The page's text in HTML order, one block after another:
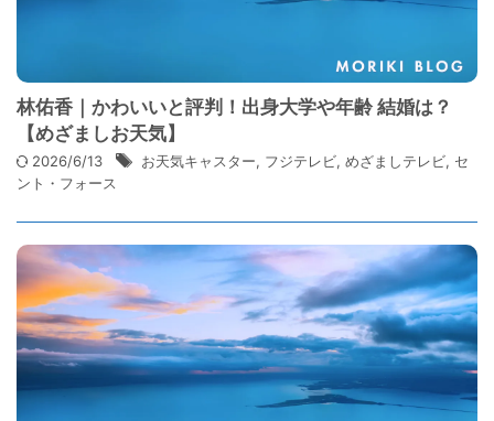
林佑香｜かわいいと評判！出身大学や年齢 結婚は？
【めざましお天気】
2026/6/13 お天気キャスター, フジテレビ, めざましテレビ, セ
ント・フォース